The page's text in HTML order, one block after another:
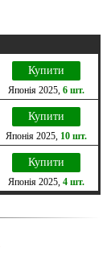
Купити
Японія2025, 6 шт.
Купити
Японія2025, 10 шт.
Купити
Японія2025, 4 шт.